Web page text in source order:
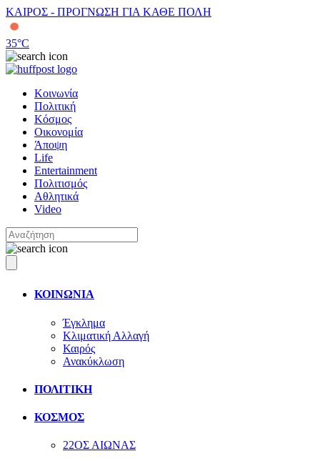
ΚΑΙΡΟΣ - ΠΡΟΓΝΩΣΗ ΓΙΑ ΚΑΘΕ ΠΟΛΗ
35°C
Κοινωνία
Πολιτική
Κόσμος
Οικονομία
Άποψη
Life
Entertainment
Πολιτισμός
Αθλητικά
Video
ΚΟΙΝΩΝΙΑ
Έγκλημα
Κλιματική Αλλαγή
Καιρός
Ανακύκλωση
ΠΟΛΙΤΙΚΗ
ΚΟΣΜΟΣ
22ΟΣ ΑΙΩΝΑΣ